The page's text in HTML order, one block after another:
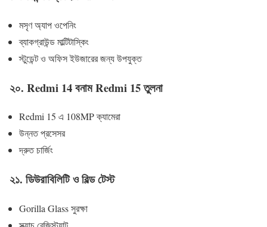
মসৃণ অ্যাপ ওপেনিং
ব্যাকগ্রাউন্ড মাল্টিটাস্কিং
স্টুডেন্ট ও অফিস ইউজারের জন্য উপযুক্ত
২০. Redmi 14 বনাম Redmi 15 তুলনা
Redmi 15 এ 108MP ক্যামেরা
উন্নত প্রসেসর
দ্রুত চার্জিং
২১. ডিউরাবিলিটি ও বিল্ড টেস্ট
Gorilla Glass সুরক্ষা